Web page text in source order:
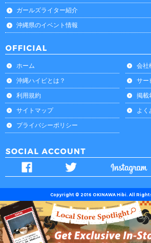
ガールズライター紹介
沖縄県のイベント情報
ホーム
会社
沖縄ハイビとは？
サー
利用規約
掲載
サイトマップ
よく
プライバシーポリシー
Copyright © 2016 OKINAWA Hibi. All